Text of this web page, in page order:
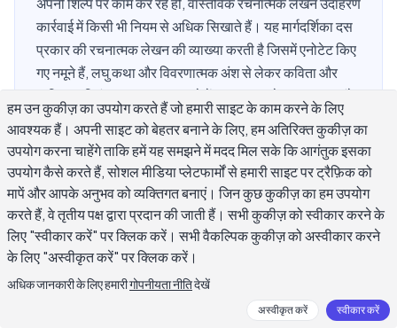
कार्रवाई में किसी भी नियम से अधिक सिखाते हैं। यह मार्गदर्शिका दस
प्रकार की रचनात्मक लेखन की व्याख्या करती है जिसमें एनोटेट किए
गए नमूने हैं, लघु कथा और विवरणात्मक अंश से लेकर कविता और
व्यक्तिगत निबंध तक। आप इस बारे में स्पष्ट समझ के साथ दूर जाएंगे
कि क्या काम करता है, यह क्यों काम करता है, और आप अपने स्वयं के
लेखन में उन तकनीकों को कैसे लागू कर सकते हैं।
रचनात्मक लेखन उदाहरण क्या हैं?
रचनात्मक लेखन किसी भी प्रकार का लेखन है जहाँ कल्पना, आवाज़, और
शिल्प केंद्र में हों। व्यावसायिक या शैक्षणिक लेखन के विपरीत, रचनात्मक
लेखन सख्त जानकारी प्रदान पर कहानी, भावना और पाठक के अनुभव को
हम उन कुकीज़ का उपयोग करते हैं जो हमारी साइट के काम करने के लिए
आवश्यक हैं। अपनी साइट को बेहतर बनाने के लिए, हम अतिरिक्त कुकीज़ का
उपयोग करना चाहेंगे ताकि हमें यह समझने में मदद मिल सके कि आगंतुक इसका
उपयोग कैसे करते हैं, सोशल मीडिया प्लेटफार्मों से हमारी साइट पर ट्रैफ़िक को
मापें और आपके अनुभव को व्यक्तिगत बनाएं। जिन कुछ कुकीज़ का हम उपयोग
करते हैं, वे तृतीय पक्ष द्वारा प्रदान की जाती हैं। सभी कुकीज़ को स्वीकार करने के
लिए "स्वीकार करें" पर क्लिक करें। सभी वैकल्पिक कुकीज़ को अस्वीकार करने
के लिए "अस्वीकृत करें" पर क्लिक करें।
अधिक जानकारी के लिए हमारीगोपनीयता नीतिदेखें
अस्वीकृत करें स्वीकार करें